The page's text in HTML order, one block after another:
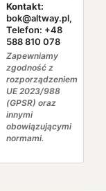
Kontakt:
bok@altway.pl,
Telefon: +48
588 810 078
Zapewniamy
zgodność z
rozporządzeniem
UE 2023/988
(GPSR) oraz
innymi
obowiązującymi
normami.